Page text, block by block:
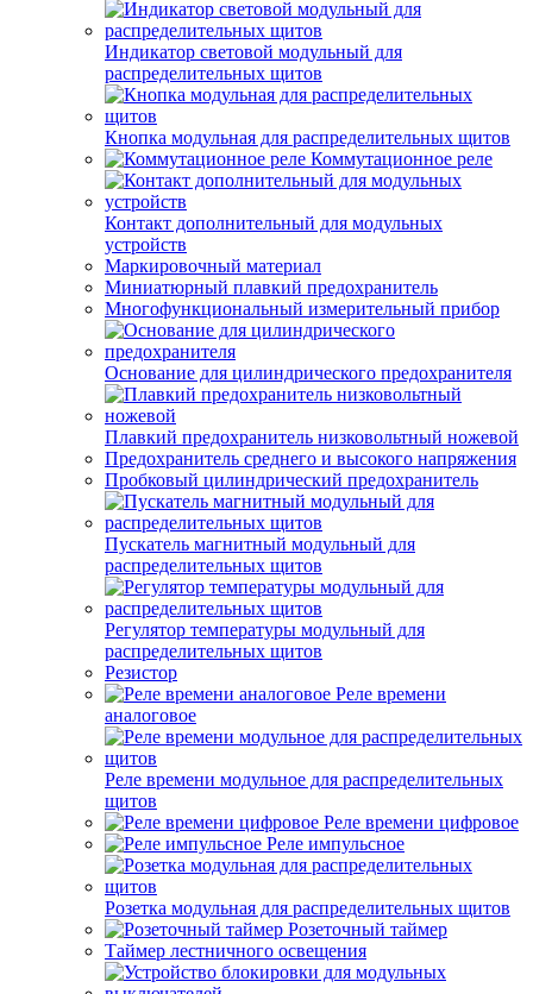
Индикатор световой модульный для
распределительных щитов
Кнопка модульная для распределительных щитов
Коммутационное реле
Контакт дополнительный для модульных
устройств
Маркировочный материал
Миниатюрный плавкий предохранитель
Многофункциональный измерительный прибор
Основание для цилиндрического предохранителя
Плавкий предохранитель низковольтный ножевой
Предохранитель среднего и высокого напряжения
Пробковый цилиндрический предохранитель
Пускатель магнитный модульный для
распределительных щитов
Регулятор температуры модульный для
распределительных щитов
Резистор
Реле времени
аналоговое
Реле времени модульное для распределительных
щитов
Реле времени цифровое
Реле импульсное
Розетка модульная для распределительных щитов
Розеточный таймер
Таймер лестничного освещения